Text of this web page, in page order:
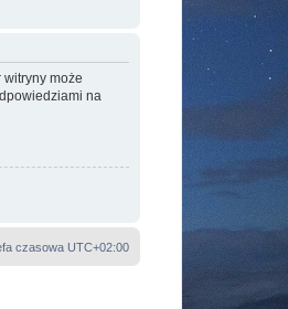
może
na
czasowa UTC+02:00